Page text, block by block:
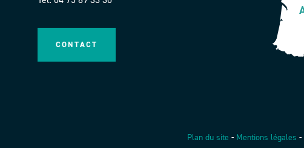
CONTACT
Plan du site - Mentions légales -